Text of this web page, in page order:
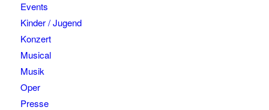
Events
Kinder / Jugend
Konzert
Musical
Musik
Oper
Presse